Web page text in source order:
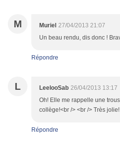
M Muriel 27/04/2013 21:07
Un beau rendu, dis donc !
Répondre
L LeelooSab 26/04/2013 13:17
Oh! Elle me rappelle une
collège!<br /> <br /> Très jolie!
Répondre